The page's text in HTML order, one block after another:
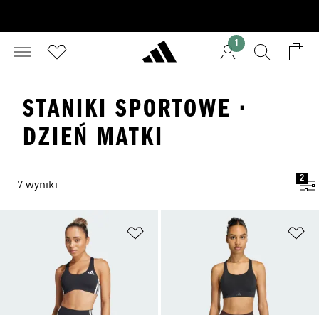
1
STANIKI SPORTOWE ·
DZIEŃ MATKI
7 wyniki
2
Dodaj do listy życzeń